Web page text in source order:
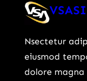
Nsectetur
eiusmod
dolore